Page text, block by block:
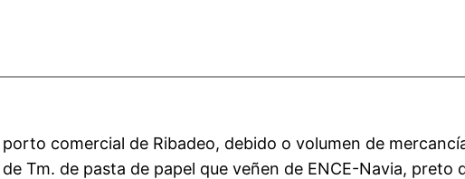
comercial de Ribadeo, debido o volumen de
Tm. de pasta de papel que veñen de ENCE-Navia, preto